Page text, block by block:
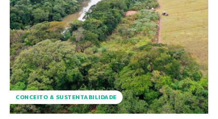
CONCEITO & SUSTENTABILIDADE